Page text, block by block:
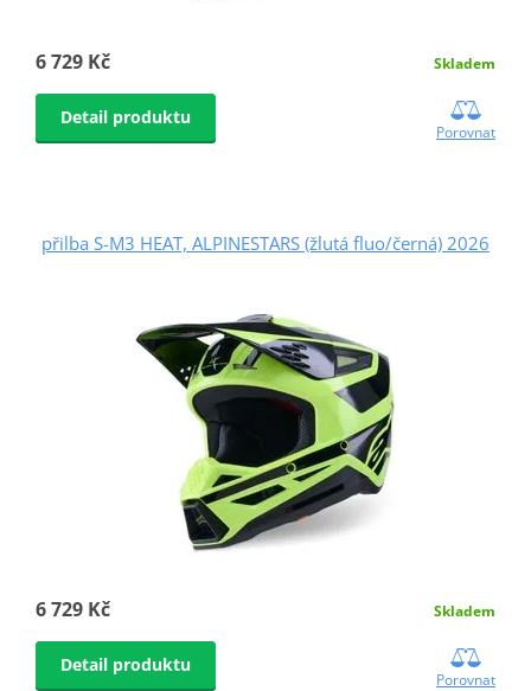
6 729 Kč Skladem
Detail produktu
Porovnat
přilba S-M3 HEAT, ALPINESTARS (žlutá fluo/černá) 2026
6 729 Kč Skladem
Detail produktu
Porovnat